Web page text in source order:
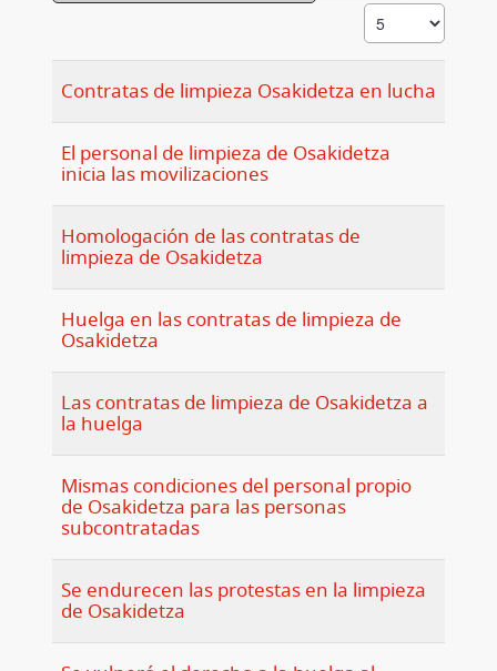
Contratas de limpieza Osakidetza en lucha
El personal de limpieza de Osakidetza
inicia las movilizaciones
Homologación de las contratas de
limpieza de Osakidetza
Huelga en las contratas de limpieza de
Osakidetza
Las contratas de limpieza de Osakidetza a
la huelga
Mismas condiciones del personal propio
de Osakidetza para las personas
subcontratadas
Se endurecen las protestas en la limpieza
de Osakidetza